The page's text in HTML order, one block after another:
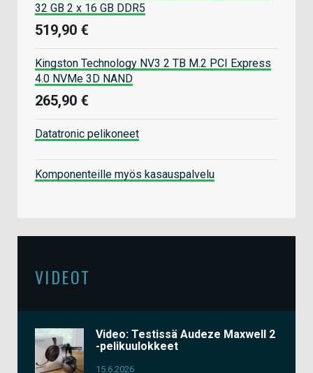
32 GB 2 x 16 GB DDR5
519,90 €
Kingston Technology NV3 2 TB M.2 PCI Express
4.0 NVMe 3D NAND
265,90 €
Datatronic pelikoneet
Komponenteille myös kasauspalvelu
VIDEOT
Video: Testissä Audeze Maxwell 2
-pelikuulokkeet
15.6.2026